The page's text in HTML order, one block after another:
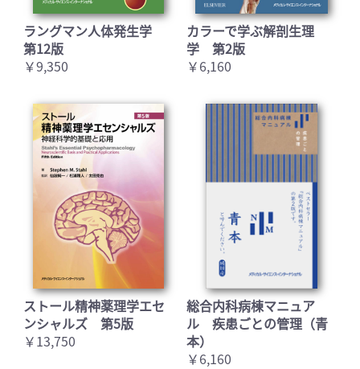
ラングマン人体発生学
第12版
￥9,350
カラーで学ぶ解剖生理
学 第2版
￥6,160
ストール精神薬理学エセ
ンシャルズ 第5版
￥13,750
総合内科病棟マニュア
ル 疾患ごとの管理（青
本）
￥6,160